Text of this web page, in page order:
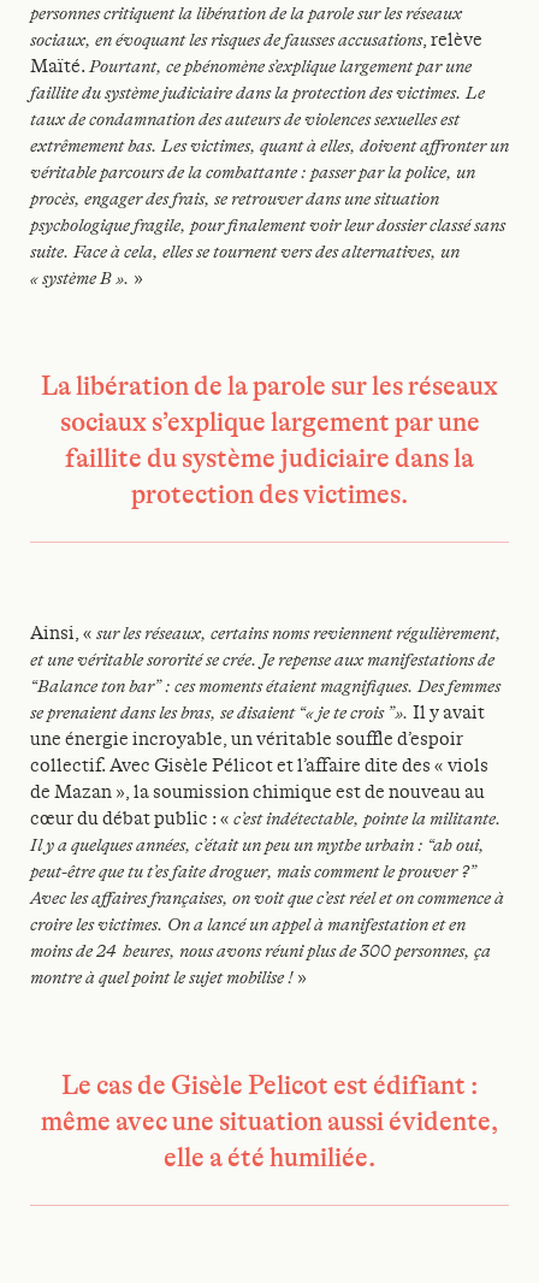
personnes critiquent la libération de la parole sur les réseaux
sociaux, en évoquant les risques de fausses accusations, relève
Maïté.Pourtant, ce phénomène s’explique largement par une
faillite du système judiciaire dans la protection des victimes. Le
taux de condamnation des auteurs de violences sexuelles est
extrêmement bas. Les victimes, quant à elles, doivent affronter un
véritable parcours de la combattante : passer par la police, un
procès, engager des frais, se retrouver dans une situation
psychologique fragile, pour finalement voir leur dossier classé sans
suite. Face à cela, elles se tournent vers des alternatives, un
« système B ». »
La libération de la parole sur les réseaux
sociaux s’explique largement par une
faillite du système judiciaire dans la
protection des victimes.
Ainsi, « sur les réseaux, certains noms reviennent régulièrement,
et une véritable sororité se crée. Je repense aux manifestations de
“Balance ton bar” : ces moments étaient magnifiques. Des femmes
se prenaient dans les bras, se disaient “« je te crois ”». Il y avait
une énergie incroyable, un véritable souffle d’espoir
collectif. Avec Gisèle Pélicot et l’affaire dite des « viols
de Mazan », la soumission chimique est de nouveau au
cœur du débat public : « c’est indétectable, pointe la militante.
Il y a quelques années, c’était un peu un mythe urbain : “ah oui,
peut-être que tu t’es faite droguer, mais comment le prouver ?”
Avec les affaires françaises, on voit que c’est réel et on commence à
croire les victimes. On a lancé un appel à manifestation et en
moins de 24 heures, nous avons réuni plus de 300 personnes, ça
montre à quel point le sujet mobilise ! »
Le cas de Gisèle Pelicot est édifiant :
même avec une situation aussi évidente,
elle a été humiliée.